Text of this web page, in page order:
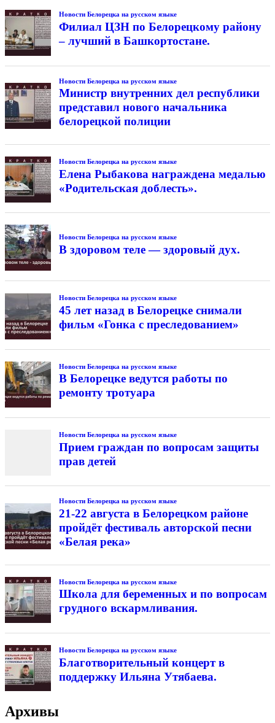
Новости Белорецка на русском языке
Филиал ЦЗН по Белорецкому району
– лучший в Башкортостане.
Новости Белорецка на русском языке
Министр внутренних дел республики
представил нового начальника
белорецкой полиции
Новости Белорецка на русском языке
Елена Рыбакова награждена медалью
«Родительская доблесть».
Новости Белорецка на русском языке
В здоровом теле — здоровый дух.
Новости Белорецка на русском языке
45 лет назад в Белорецке снимали
фильм «Гонка с преследованием»
Новости Белорецка на русском языке
В Белорецке ведутся работы по
ремонту тротуара
Новости Белорецка на русском языке
Прием граждан по вопросам защиты
прав детей
Новости Белорецка на русском языке
21-22 августа в Белорецком районе
пройдёт фестиваль авторской песни
«Белая река»
Новости Белорецка на русском языке
Школа для беременных и по вопросам
грудного вскармливания.
Новости Белорецка на русском языке
Благотворительный концерт в
поддержку Ильяна Утябаева.
Архивы